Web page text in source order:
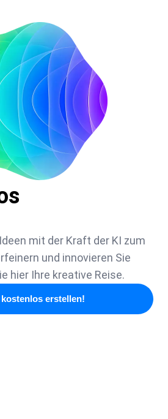
mit der Kraft der KI zum
und innovieren Sie
hier Ihre kreative Reise.
erstellen!